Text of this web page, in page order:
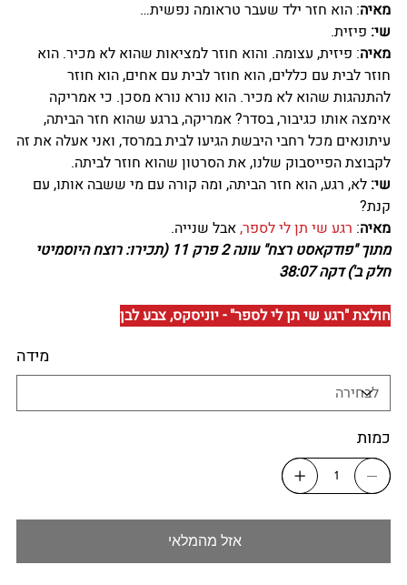
מאיה: הוא חזר ילד שעבר טראומה נפשית…
שי: פיזית.
מאיה: פיזית, עצומה. והוא חוזר למציאות שהוא לא מכיר. הוא
חוזר לבית עם כללים, הוא חוזר לבית עם אחים, הוא חוזר
להתנהגות שהוא לא מכיר. הוא נורא נורא מסכן. כי אמריקה
אימצה אותו כגיבור, בסדר? אמריקה, ברגע שהוא חזר הביתה,
עיתונאים מכל רחבי היבשת הגיעו לבית במרסד, ואני אעלה את זה
לקבוצת הפייסבוק שלנו, את הסרטון שהוא חוזר לביתה.
שי: לא, רגע, הוא חזר הביתה, ומה קורה עם מי ששבה אותו, עם
קנת?
מאיה: רגעשי תן לי לספר,אבל שנייה.
מתוך "פודקאסט רצח" עונה 2 פרק 11 (תכירו: רוצח היוסמיטי
חלק ב') דקה 38:07
חולצת "רגע שי תן לי לספר" - יוניסקס, צבע לבן
מידה
כמות
אזל מהמלאי